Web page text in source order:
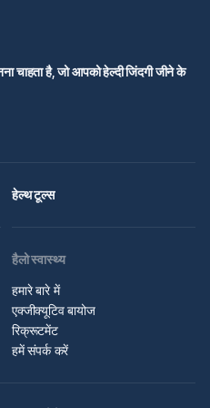
चाहता है, जो आपको हेल्दी जिंदगी जीने के
हेल्थ टूल्स
हैलो स्वास्थ्य
हमारे बारे में
एक्जीक्यूटिव बायोज
रिक्रूटमेंट
हमें संपर्क करें